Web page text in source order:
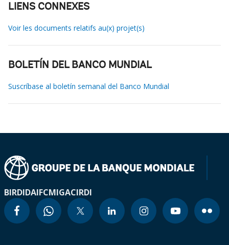
LIENS CONNEXES
Voir les documents relatifs au(x) projet(s)
BOLETÍN DEL BANCO MUNDIAL
Suscríbase al boletín semanal del Banco Mundial
BIRDIDAIFCMIGACIRDI